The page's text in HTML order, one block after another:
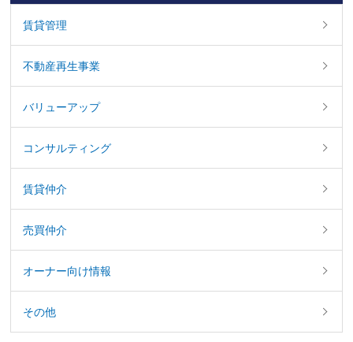
賃貸管理
不動産再生事業
バリューアップ
コンサルティング
賃貸仲介
売買仲介
オーナー向け情報
その他